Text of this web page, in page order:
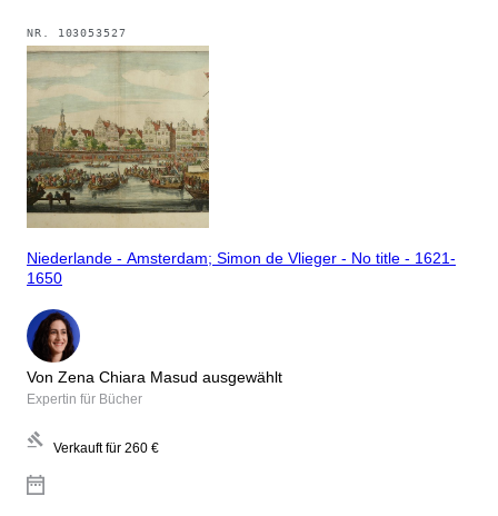
NR. 103053527
Niederlande - Amsterdam; Simon de Vlieger - No title - 1621-
1650
Von Zena Chiara Masud ausgewählt
Expertin für Bücher
Verkauft für 260 €